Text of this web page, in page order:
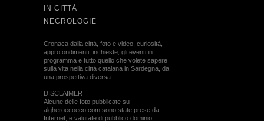
IN CITTÀ
NECROLOGIE
Cronaca dalla città, foto e video, curiosità,
approfondimenti, inchieste, gli eventi in
programma e tutto quello che volete sapere
sulla vita nella città catalana in Sardegna, da
una prospettiva diversa.
DISCLAIMER
Alcune delle foto pubblicate su
algheroecoeco.com sono state prese da
Internet, e valutate di pubblico dominio.